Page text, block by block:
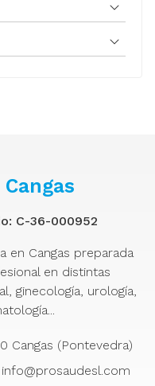
C-36-000952
en Cangas preparada
en distintas
ginecología, urología,
Cangas (Pontevedra)
info@prosaudesl.com